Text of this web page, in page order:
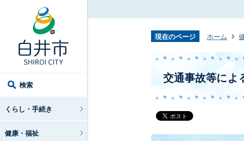
検索
くらし・手続き
健康・福祉
現在のページ ホーム
交通事故等によ